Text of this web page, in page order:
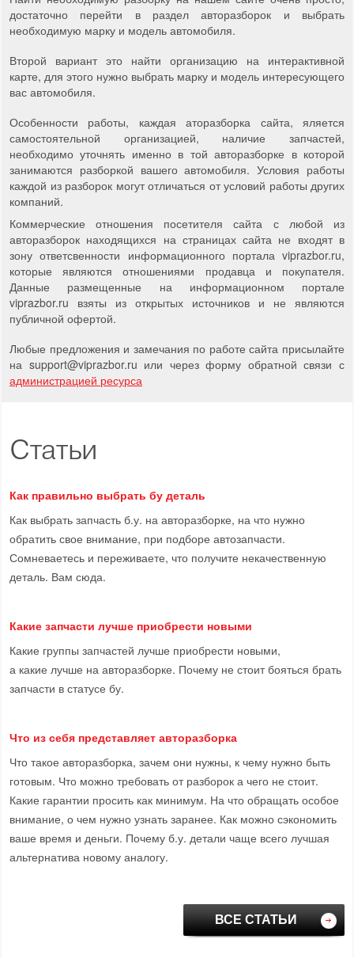
достаточно перейти в раздел авторазборок и выбрать
необходимую марку и модель автомобиля.
Второй вариант это найти организацию на интерактивной
карте, для этого нужно выбрать марку и модель интересующего
вас автомобиля.
Особенности работы, каждая аторазборка сайта, яляется
самостоятельной организацией, наличие запчастей,
необходимо уточнять именно в той авторазборке в которой
занимаются разборкой вашего автомобиля. Условия работы
каждой из разборок могут отличаться от условий работы других
компаний.
Коммерческие отношения посетителя сайта с любой из
авторазборок находящихся на страницах сайта не входят в
зону ответсвенности информационного портала viprazbor.ru,
которые являются отношениями продавца и покупателя.
Данные размещенные на информационном портале
viprazbor.ru взяты из открытых источников и не являются
публичной офертой.
Любые предложения и замечания по работе сайта присылайте
на support@viprazbor.ru или через форму обратной связи с
администрацией ресурса
Статьи
Как правильно выбрать бу деталь
Как выбрать запчасть б.у. на авторазборке, на что нужно
обратить свое внимание, при подборе автозапчасти.
Сомневаетесь и переживаете, что получите некачественную
деталь. Вам сюда.
Какие запчасти лучше приобрести новыми
Какие группы запчастей лучше приобрести новыми,
а какие лучше на авторазборке. Почему не стоит бояться брать
запчасти в статусе бу.
Что из себя представляет авторазборка
Что такое авторазборка, зачем они нужны, к чему нужно быть
готовым. Что можно требовать от разборок а чего не стоит.
Какие гарантии просить как минимум. На что обращать особое
внимание, о чем нужно узнать заранее. Как можно сэкономить
ваше время и деньги. Почему б.у. детали чаще всего лучшая
альтернатива новому аналогу.
ВСЕ СТАТЬИ